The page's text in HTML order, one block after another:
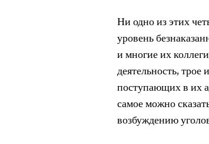
Ни одно из этих
уровень
и многие их
деятельность,
поступающих в их
самое можно
возбуждению